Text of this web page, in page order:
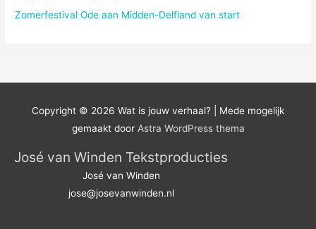
Zomerfestival Ode aan Midden-Delfland van start
Copyright © 2026 Wat is jouw verhaal? | Mede mogelijk
gemaakt door Astra WordPress thema
José van Winden Tekstproducties
José van Winden
jose@josevanwinden.nl